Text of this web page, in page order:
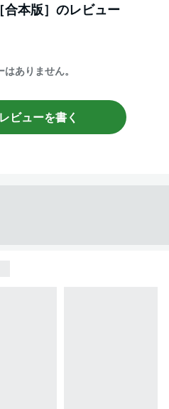
本版］ のレビュー
ありません。
ビューを書く